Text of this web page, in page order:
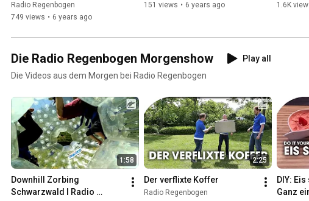
Radio Regenbogen
749 views • 6 years ago
151 views • 6 years ago
1.6K
Die Radio Regenbogen Morgenshow
Play all
Die Videos aus dem Morgen bei Radio Regenbogen
1:58
Downhill Zorbing
Schwarzwald l Radio
2:25
Der verflixte Koffer
Radio Regenbogen
DIY:
Ganz